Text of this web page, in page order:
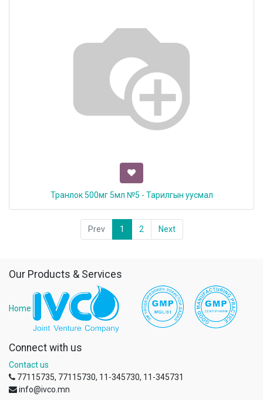
Транлок 500мг 5мл №5 - Тарилгын уусмал
Prev 1 2 Next
Our Products & Services
Home
Connect with us
Contact us
77115735, 77115730, 11-345730, 11-345731
info@ivco.mn